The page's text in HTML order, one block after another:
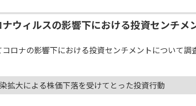
ナウィルスの影響下における投資センチメ
ロナの影響下における投資センチメントについて調
拡大による株価下落を受けてとった投資行動